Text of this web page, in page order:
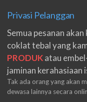
Privasi Pelanggan
Semua pesanan
coklat tebal yang
PRODUKatau
jaminan kerahasiaan
Tak ada orang yang akan
dewasa lainnya secara